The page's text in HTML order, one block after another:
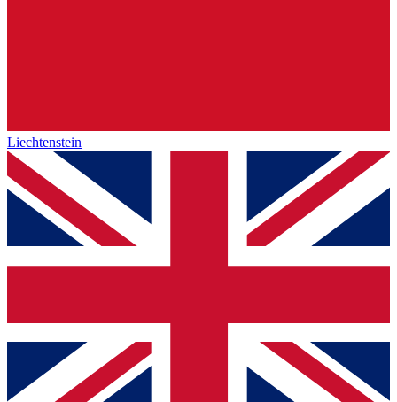
Liechtenstein